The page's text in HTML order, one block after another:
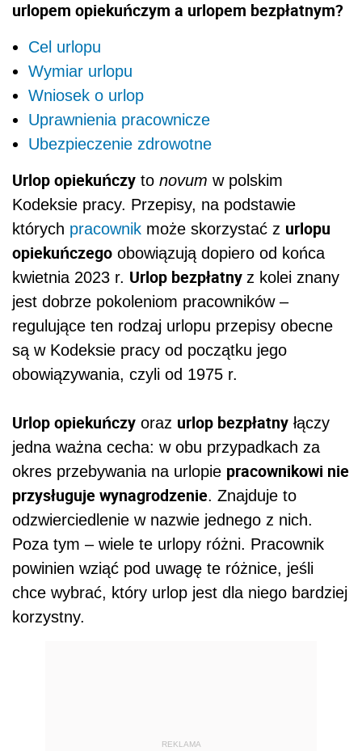
urlopem opiekuńczym a urlopem bezpłatnym?
Cel urlopu
Wymiar urlopu
Wniosek o urlop
Uprawnienia pracownicze
Ubezpieczenie zdrowotne
Urlop opiekuńczy to novum w polskim
Kodeksie pracy. Przepisy, na podstawie
których pracownik może skorzystać z urlopu
opiekuńczego obowiązują dopiero od końca
kwietnia 2023 r. Urlop bezpłatny z kolei znany
jest dobrze pokoleniom pracowników –
regulujące ten rodzaj urlopu przepisy obecne
są w Kodeksie pracy od początku jego
obowiązywania, czyli od 1975 r.
Urlop opiekuńczy oraz urlop bezpłatny łączy
jedna ważna cecha: w obu przypadkach za
okres przebywania na urlopie pracownikowi nie
przysługuje wynagrodzenie. Znajduje to
odzwierciedlenie w nazwie jednego z nich.
Poza tym – wiele te urlopy różni. Pracownik
powinien wziąć pod uwagę te różnice, jeśli
chce wybrać, który urlop jest dla niego bardziej
korzystny.
REKLAMA